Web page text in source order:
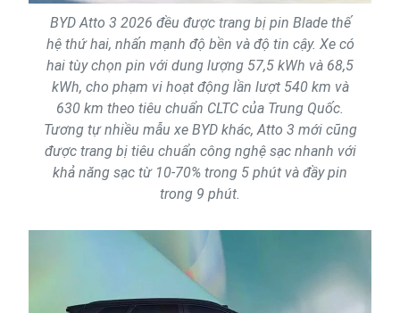
BYD Atto 3 2026 đều được trang bị pin Blade thế
hệ thứ hai, nhấn mạnh độ bền và độ tin cậy. Xe có
hai tùy chọn pin với dung lượng 57,5 kWh và 68,5
kWh, cho phạm vi hoạt động lần lượt 540 km và
630 km theo tiêu chuẩn CLTC của Trung Quốc.
Tương tự nhiều mẫu xe BYD khác, Atto 3 mới cũng
được trang bị tiêu chuẩn công nghệ sạc nhanh với
khả năng sạc từ 10-70% trong 5 phút và đầy pin
trong 9 phút.